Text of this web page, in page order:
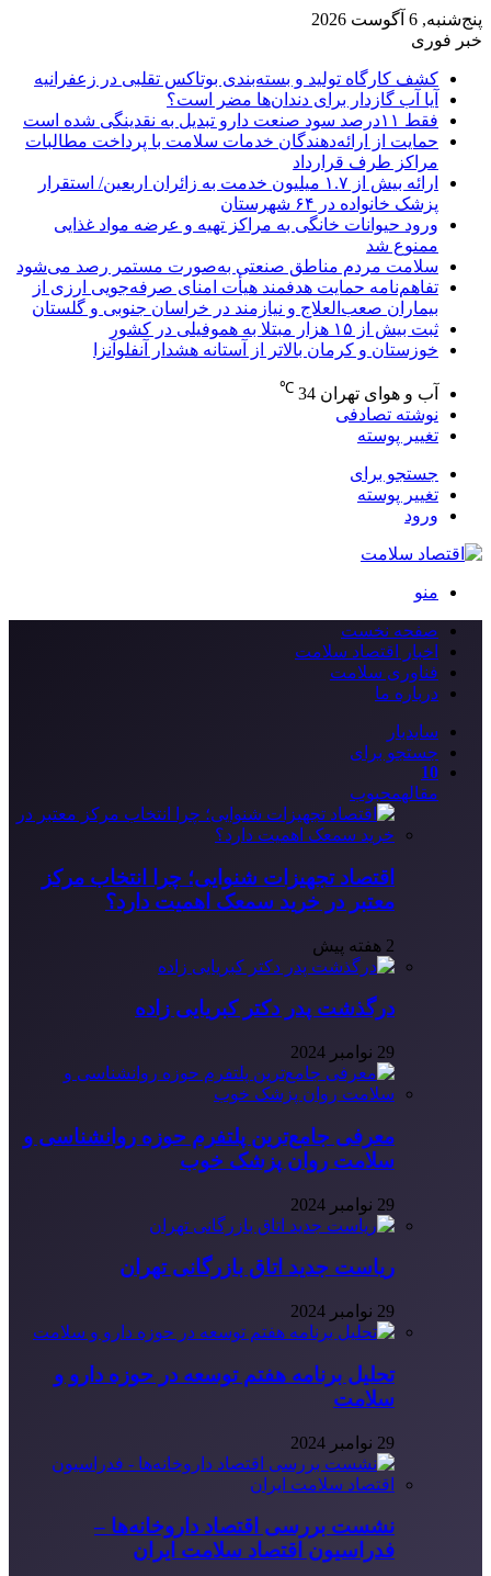
پنج‌شنبه, 6 آگوست 2026
خبر فوری
کشف کارگاه تولید و بسته‌بندی بوتاکس تقلبی در زعفرانیه
آیا آب گازدار برای دندان‌ها مضر است؟
فقط ۱۱‌درصد سود صنعت دارو تبدیل به نقدینگی شده است
حمایت از ارائه‌دهندگان خدمات سلامت با پرداخت مطالبات
مراکز طرف قرارداد
ارائه بیش از ۱.۷ میلیون خدمت به زائران اربعین/ استقرار
پزشک خانواده در ۶۴ شهرستان
ورود حیوانات خانگی به مراکز تهیه و عرضه مواد غذایی
ممنوع شد
سلامت مردم مناطق صنعتی به‌صورت مستمر رصد می‌شود
تفاهم‌نامه حمایت هدفمند هیأت امنای صرفه‌جویی ارزی از
بیماران صعب‌العلاج و نیازمند در خراسان جنوبی و گلستان
ثبت بیش از ۱۵ هزار مبتلا به هموفیلی در کشور
خوزستان و کرمان بالاتر از آستانه هشدار آنفلوآنزا
آب و هوای تهران 34
℃
نوشته تصادفی
تغییر پوسته
جستجو برای
تغییر پوسته
ورود
منو
صفحه نخست
اخبار اقتصاد سلامت
فناوری سلامت
درباره ما
سایدبار
جستجو برای
10
مقالهمحبوب
اقتصاد تجهیزات شنوایی؛ چرا انتخاب مرکز
معتبر در خرید سمعک اهمیت دارد؟
2 هفته پیش
درگذشت پدر دکتر کبریایی زاده
29 نوامبر 2024
معرفی جامع‌ترین پلتفرم حوزه روانشناسی و
سلامت روان پزشک خوب
29 نوامبر 2024
ریاست جدید اتاق بازرگانی تهران
29 نوامبر 2024
تحلیل برنامه هفتم توسعه در حوزه دارو و
سلامت
29 نوامبر 2024
نشست بررسی اقتصاد داروخانه‌ها –
فدراسیون اقتصاد سلامت ایران